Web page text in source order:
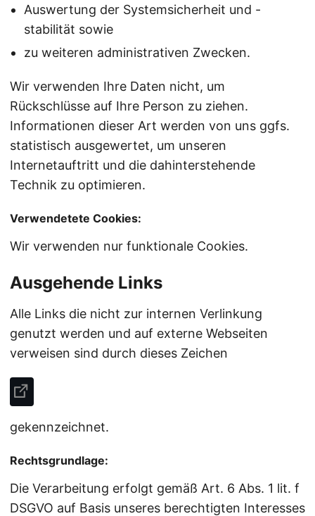
Auswertung der Systemsicherheit und -
stabilität sowie
zu weiteren administrativen Zwecken.
Wir verwenden Ihre Daten nicht, um
Rückschlüsse auf Ihre Person zu ziehen.
Informationen dieser Art werden von uns ggfs.
statistisch ausgewertet, um unseren
Internetauftritt und die dahinterstehende
Technik zu optimieren.
Verwendetete Cookies:
Wir verwenden nur funktionale Cookies.
Ausgehende Links
Alle Links die nicht zur internen Verlinkung
genutzt werden und auf externe Webseiten
verweisen sind durch dieses Zeichen
gekennzeichnet.
Rechtsgrundlage:
Die Verarbeitung erfolgt gemäß Art. 6 Abs. 1 lit. f
DSGVO auf Basis unseres berechtigten Interesses